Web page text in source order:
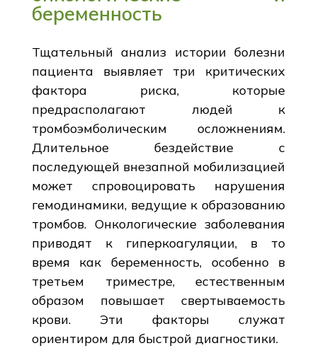
беременность
Тщательный анализ истории болезни
пациента выявляет три критических
фактора риска, которые
предрасполагают людей к
тромбоэмболическим осложнениям.
Длительное бездействие с
последующей внезапной мобилизацией
может спровоцировать нарушения
гемодинамики, ведущие к образованию
тромбов. Онкологические заболевания
приводят к гиперкоагуляции, в то
время как беременность, особенно в
третьем триместре, естественным
образом повышает свертываемость
крови. Эти факторы служат
ориентиром для быстрой диагностики.